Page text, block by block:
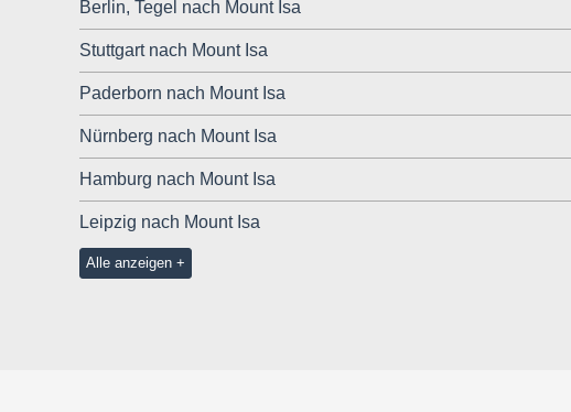
Berlin, Tegel nach Mount Isa
Stuttgart nach Mount Isa
Paderborn nach Mount Isa
Nürnberg nach Mount Isa
Hamburg nach Mount Isa
Leipzig nach Mount Isa
Alle anzeigen